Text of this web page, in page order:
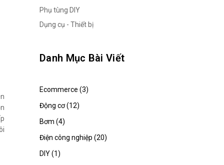
Phụ tùng DIY
Dụng cụ - Thiết bị
Danh Mục Bài Viết
Ecommerce (3)
Động cơ (12)
Bơm (4)
Điện công nghiệp (20)
DIY (1)